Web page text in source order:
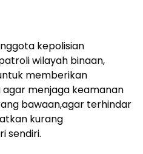
kepolisian
wilayah binaan,
memberikan
menjaga keamanan
bawaan,agar terhindar
kurang
sendiri.